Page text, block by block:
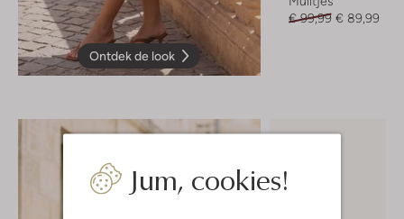
Jum, cookies!
Ontdek de look
€ 99,99 € 89,99